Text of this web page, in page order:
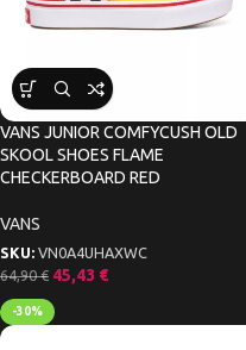
VANS JUNIOR COMFYCUSH OLD
SKOOL SHOES FLAME
CHECKERBOARD RED
VANS
SKU: VN0A4UHAXWC
64,90€ 45,43 €
-30%